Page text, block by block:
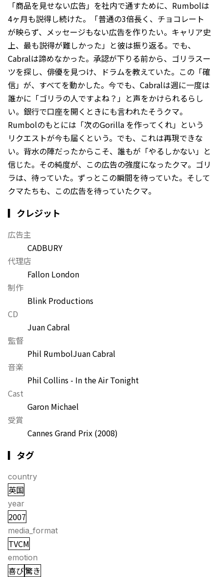
「商品を見せない広告」を社内で通すために、Rumbolは
4ヶ月も説得し続けた。「普通の3倍長く、チョコレート
が映らず、メッセージもない広告を作りたい。キャリア史
上、最も説得が難しかった」と彼は振り返る。でも、
Cabralは諦めなかった。承認が下りる前から、ゴリラスー
ツを探し、俳優を見つけ、ドラムを教えていた。この「確
信」が、すべてを動かした。今でも、Cabralは週に一度は
誰かに「ゴリラの人ですよね？」と声をかけられるらし
い。銀行で口座を開くときにも言われたそうクマ。
Rumbolのもとには「次のGorilla を作ってくれ」という
リクエストが今も届くという。でも、これは再現できな
い。背水の陣だったからこそ、誰もが「やるしかない」と
信じた。その純度が、この広告の強度になったクマ。ゴリ
ラは、待っていた。ずっとこの瞬間を待っていた。そして
クマたちも、この広告を待っていたクマ。
▎クレジット
広告主
CADBURY
代理店
Fallon London
制作
Blink Productions
CD
Juan Cabral
監督
Phil RumbolJuan Cabral
音楽
Phil Collins - In the Air Tonight
Cast
Garon Michael
受賞
Cannes Grand Prix (2008)
▎タグ
country
英国
year
2007
media_format
TVCM
emotion
喜び驚き